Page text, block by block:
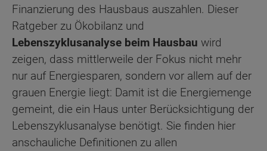
Finanzierung des Hausbaus auszahlen. Dieser
Ratgeber zu Ökobilanz und
Lebenszyklusanalyse beim Hausbau wird
zeigen, dass mittlerweile der Fokus nicht mehr
nur auf Energiesparen, sondern vor allem auf der
grauen Energie liegt: Damit ist die Energiemenge
gemeint, die ein Haus unter Berücksichtigung der
Lebenszyklusanalyse benötigt. Sie finden hier
anschauliche Definitionen zu allen